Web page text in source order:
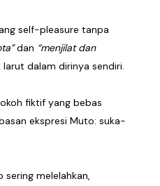
self-pleasure tanpa
dan “menjilat dan
dalam dirinya sendiri.
fiktif yang bebas
ekspresi Muto: suka-
melelahkan,